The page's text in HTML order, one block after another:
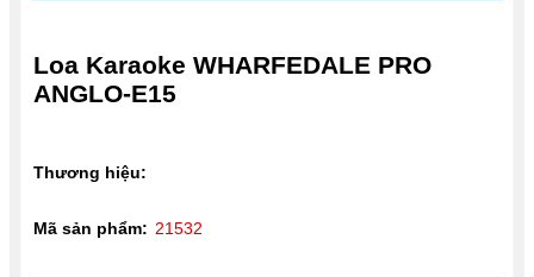
Loa Karaoke WHARFEDALE PRO
ANGLO-E15
Thương hiệu:
Mã sản phẩm: 21532